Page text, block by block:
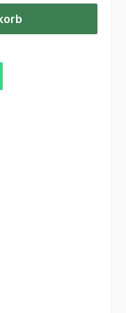
die Schaltflächen